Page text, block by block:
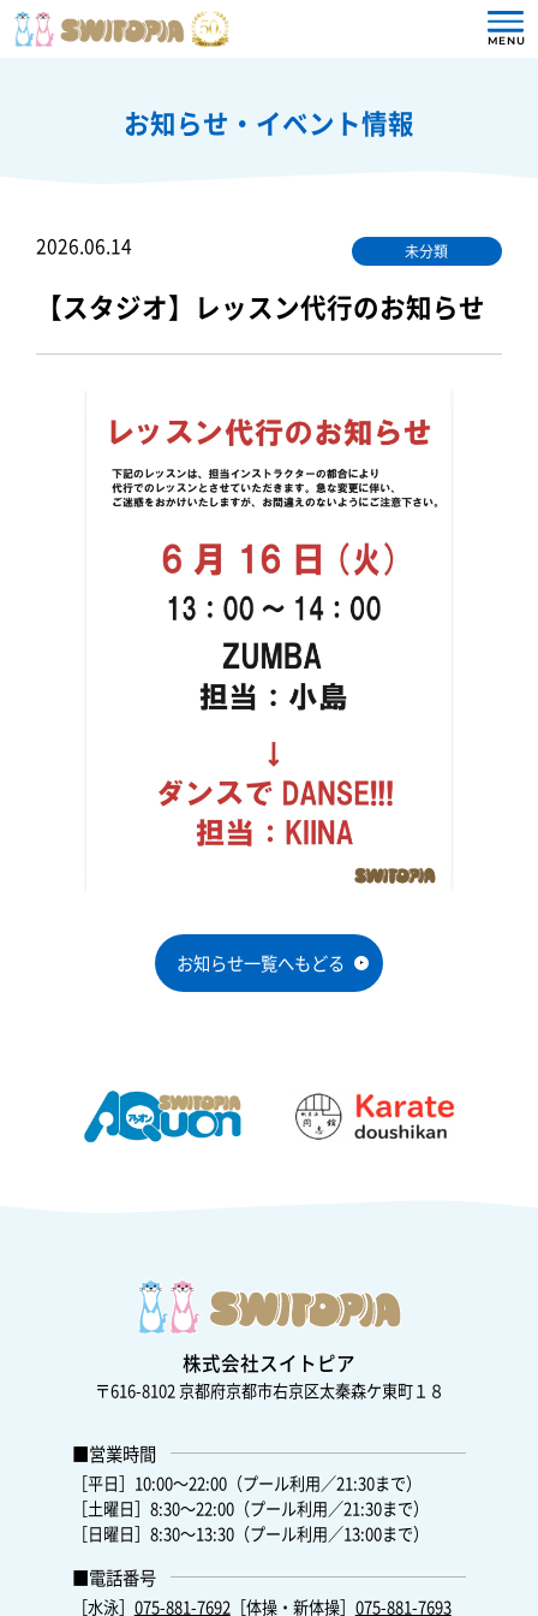
MENU
お知らせ・イベント情報
2026.06.14 未分類
【スタジオ】レッスン代行のお知らせ
お知らせ一覧へもどる
株式会社スイトピア
〒616-8102京都府京都市右京区太秦森ケ東町１８
■営業時間
［平日］10:00～22:00（プール利用／21:30まで）
［土曜日］8:30～22:00（プール利用／21:30まで）
［日曜日］8:30～13:30（プール利用／13:00まで）
■電話番号
［水泳］ 075-881-7692 ［体操・新体操］ 075-881-7693